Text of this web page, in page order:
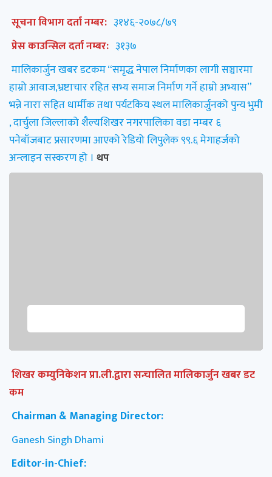
सूचना विभाग दर्ता नम्बर: ३१४६-२०७८/७९
प्रेस काउन्सिल दर्ता नम्बर: ३१३७
मालिकार्जुन खबर डटकम “समृद्ध नेपाल निर्माणका लागी सञ्चारमा
हाम्रो आवाज,भ्रष्टाचार रहित सभ्य समाज निर्माण गर्ने हाम्रो अभ्यास”
भन्ने नारा सहित धार्मीक तथा पर्यटकिय स्थल मालिकार्जुनको पुन्य भुमी
, दार्चुला जिल्लाको शैल्यशिखर नगरपालिका वडा नम्बर ६
पनेबाँजबाट प्रसारणमा आएको रेडियो लिपुलेक ९९.६ मेगाहर्जको
अन्लाइन सस्करण हो । थप
शिखर कम्युनिकेशन प्रा.ली.द्वारा सन्चालित मालिकार्जुन खबर डट
कम
Chairman & Managing Director:
Ganesh Singh Dhami
Editor-in-Chief: